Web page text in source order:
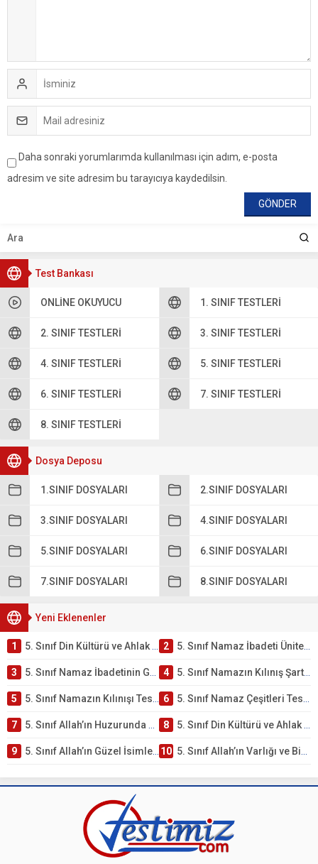
Test Bankası
ONLINE OKUYUCU 1. SINIF TESTLERI
2. SINIF TESTLERI 3. SINIF TESTLERI
4. SINIF TESTLERI 5. SINIF TESTLERI
6. SINIF TESTLERI 7. SINIF TESTLERI
8. SINIF TESTLERI
Dosya Deposu
1.SINIF DOSYALARI 2.SINIF DOSYALARI
3.SINIF DOSYALARI 4.SINIF DOSYALARI
5.SINIF DOSYALARI 6.SINIF DOSYALARI
7.SINIF DOSYALARI 8.SINIF DOSYALARI
Yeni Eklenenler
1 5. Sınıf Din Kültürü ve Ahlak Bilgisi 2. Ünite: Namaz İbadeti Çalışmaları 2 5. Sınıf Namaz İbadeti Ünite Testi – Online Çöz
3 5. Sınıf Namaz İbadetinin Getirdiği Faydalar Testi 4 5. Sınıf Namazın Kılınış Şartları Testi
5 5. Sınıf Namazın Kılınışı Testi – Online Çöz 6 5. Sınıf Namaz Çeşitleri Testi – Online Çöz
7 5. Sınıf Allah’ın Huzurunda Olmak – Namaz İbadeti Testi 8 5. Sınıf Din Kültürü ve Ahlak Bilgisi 1. Ünite: Allah İnancı Çalışmaları
9 5. Sınıf Allah’ın Güzel İsimleri Testi – Online Çöz 10 5. Sınıf Allah’ın Varlığı ve Birliği Testi – Online Çöz
Daha sonraki yorumlarımda kullanılması için adım, e-posta
adresim ve site adresim bu tarayıcıya kaydedilsin.